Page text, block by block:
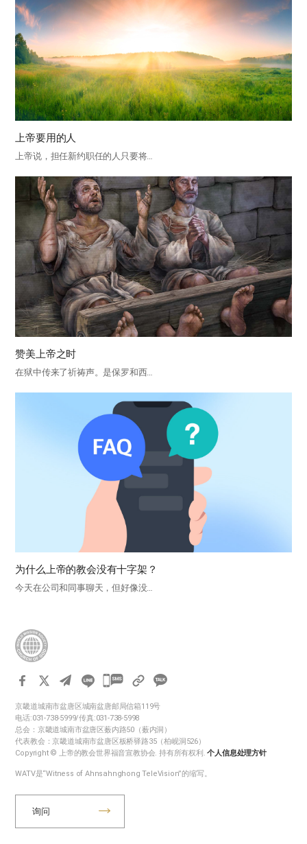
上帝要用的人
上帝说，担任新约职任的人只要将…
赞美上帝之时
在狱中传来了祈祷声。是保罗和西…
为什么上帝的教会没有十字架？
今天在公司和同事聊天，但好像没…
카
오
톡
공
하
京畿道城南市盆唐区城南盆唐邮局信箱119号
电话:031-738-5999/传真:031-738-5998
总会：京畿道城南市盆唐区薮内路50（薮内洞）
代表教会：京畿道城南市盆唐区板桥驿路35（柏岘洞526）
Copyright © 上帝的教会世界福音宣教协会. 持有所有权利.个人信息处理方针
WATV是“Witness of Ahnsahnghong TeleVision”的缩写。
询问